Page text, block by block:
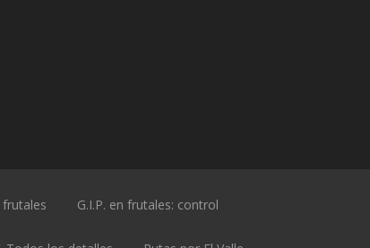
G.I.P. en frutales: control